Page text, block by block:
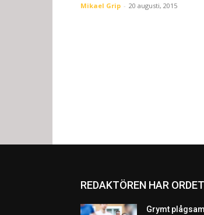
Mikael Grip - 20 augusti, 2015
REDAKTÖREN HAR ORDET
Grymt